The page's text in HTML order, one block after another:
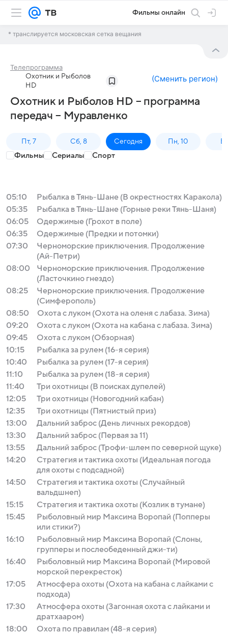
Фильмы онлайн
* транслируется московская сетка вещания
Телепрограмма
Охотник и Рыболов
HD
(Сменить регион)
Охотник и Рыболов HD – программа
передач – Муравленко
Пт, 7 Сб, 8 Сегодня Пн, 10
Фильмы Сериалы Спорт
05:10
Рыбалка в Тянь-Шане (В окрестностях Каракола)
05:35
Рыбалка в Тянь-Шане (Горные реки Тянь-Шаня)
06:05
Одержимые (Грохот в поле)
06:35
Одержимые (Предки и потомки)
07:30
Черноморские приключения. Продолжение
(Ай-Петри)
08:00
Черноморские приключения. Продолжение
(Ласточкино гнездо)
08:25
Черноморские приключения. Продолжение
(Симферополь)
08:50
Охота с луком (Охота на оленя с лабаза. Зима)
09:20
Охота с луком (Охота на кабана с лабаза. Зима)
09:45
Охота с луком (Обзорная)
10:15
Рыбалка за рулем (16-я серия)
10:40
Рыбалка за рулем (17-я серия)
11:10
Рыбалка за рулем (18-я серия)
11:40
Три охотницы (В поисках дупелей)
12:05
Три охотницы (Новогодний кабан)
12:35
Три охотницы (Пятнистый приз)
13:00
Дальний заброс (День личных рекордов)
13:30
Дальний заброс (Первая за 11)
13:55
Дальний заброс (Трофи-шлем по северной щуке)
14:20
Стратегия и тактика охоты (Идеальная погода
для охоты с подсадной)
14:50
Стратегия и тактика охоты (Случайный
вальдшнеп)
15:15
Стратегия и тактика охоты (Козлик в тумане)
15:45
Рыболовный мир Максима Воропай (Попперы
или стики?)
16:10
Рыболовный мир Максима Воропай (Слоны,
групперы и послеобеденный джи-ти)
16:40
Рыболовный мир Максима Воропай (Мировой
морской перекресток)
17:05
Атмосфера охоты (Охота на кабана с лайками с
подхода)
17:30
Атмосфера охоты (Загонная охота с лайками и
дратхааром)
18:00
Охота по правилам (48-я серия)